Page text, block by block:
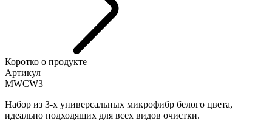
Коротко о продукте
Артикул
MWCW3
Набор из 3-х универсальных микрофибр белого цвета,
идеально подходящих для всех видов очистки.